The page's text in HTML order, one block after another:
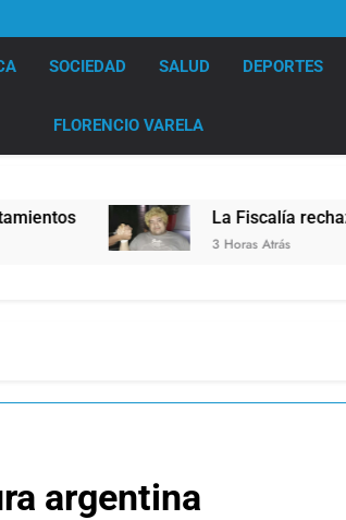
SOCIEDAD SALUD DEPORTES
FLORENCIO VARELA
La Fiscalía rechazó el
3 Horas Atrás
argentina